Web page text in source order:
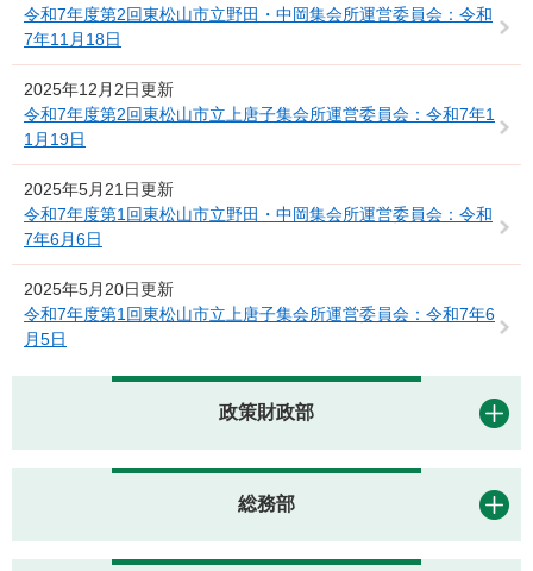
令和7年度第2回東松山市立野田・中岡集会所運営委員会：令和
7年11月18日
2025年12月2日更新
令和7年度第2回東松山市立上唐子集会所運営委員会：令和7年1
1月19日
2025年5月21日更新
令和7年度第1回東松山市立野田・中岡集会所運営委員会：令和
7年6月6日
2025年5月20日更新
令和7年度第1回東松山市立上唐子集会所運営委員会：令和7年6
月5日
政策財政部
総務部